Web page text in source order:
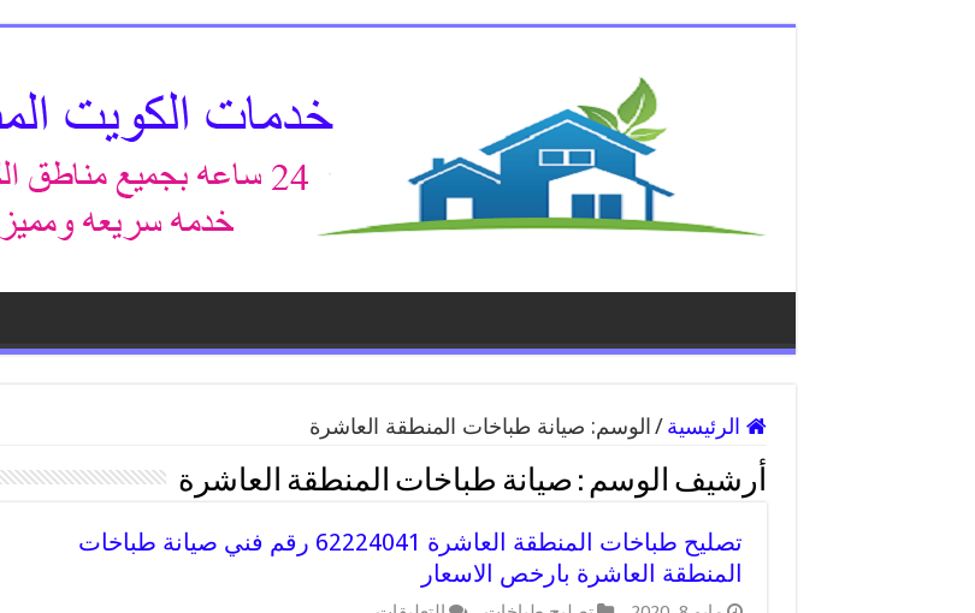
الرئيسية / الوسم: صيانة طباخات المنطقة العاشرة
أرشيف الوسم : صيانة طباخات المنطقة العاشرة
تصليح طباخات المنطقة العاشرة 62224041 رقم فني صيانة طباخات
المنطقة العاشرة بارخص الاسعار